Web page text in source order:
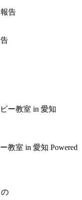
教室 in 愛知 Powered